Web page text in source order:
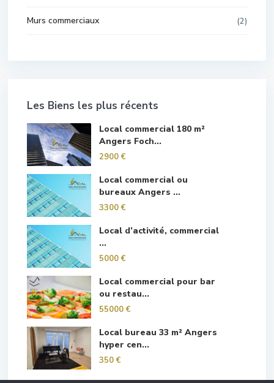
Murs commerciaux (2)
Les Biens les plus récents
Local commercial 180 m²
Angers Foch...
2900 €
Local commercial ou
bureaux Angers ...
3300 €
Local d’activité, commercial
...
5000 €
Local commercial pour bar
ou restau...
55000 €
Local bureau 33 m² Angers
hyper cen...
350 €